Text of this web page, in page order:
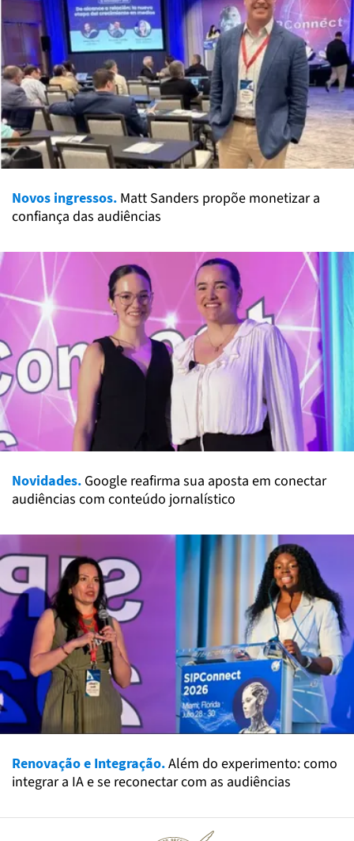
Novos ingressos. Matt Sanders propõe monetizar a
confiança das audiências
Novidades. Google reafirma sua aposta em conectar
audiências com conteúdo jornalístico
Renovação e Integração.Além do experimento: como
integrar a IA e se reconectar com as audiências